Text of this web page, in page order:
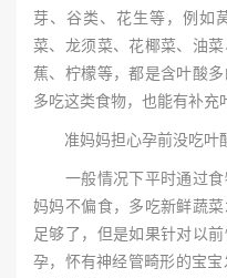
芽、谷类、花生等，例如
菜、龙须菜、花椰菜、油
蕉、柠檬等，都是含叶酸
多吃这类食物，也能有补充
准妈妈担心孕前没吃叶
一般情况下平时通过食
妈妈不偏食，多吃新鲜蔬
足够了，但是如果针对以
孕，怀有神经管畸形的宝